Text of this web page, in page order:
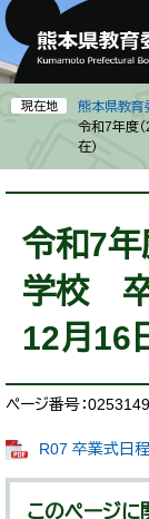
ペ
ー
ジ
の
先
す
。
メ
ニ
ュ
ー
を
し
て
現在地 熊本県教育
令和7年度
在）
令和7年
学校
12月16
ページ番号：0253149
R07 卒業式日程
このページ